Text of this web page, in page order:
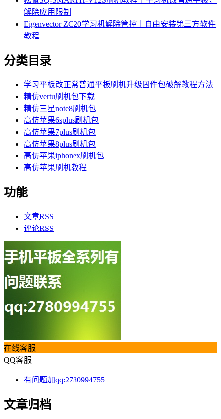
解除应用限制
Eigenvector ZC20学习机解除管控｜自由安装第三方软件
教程
分类目录
学习平板改正常普通平板刷机升级固件包破解教程方法
精仿vertu刷机包下载
精仿三星note8刷机包
高仿苹果6splus刷机包
高仿苹果7plus刷机包
高仿苹果8plus刷机包
高仿苹果iphonex刷机包
高仿苹果刷机教程
功能
文章RSS
评论RSS
在线客服
QQ客服
有问题加qq:2780994755
文章归档